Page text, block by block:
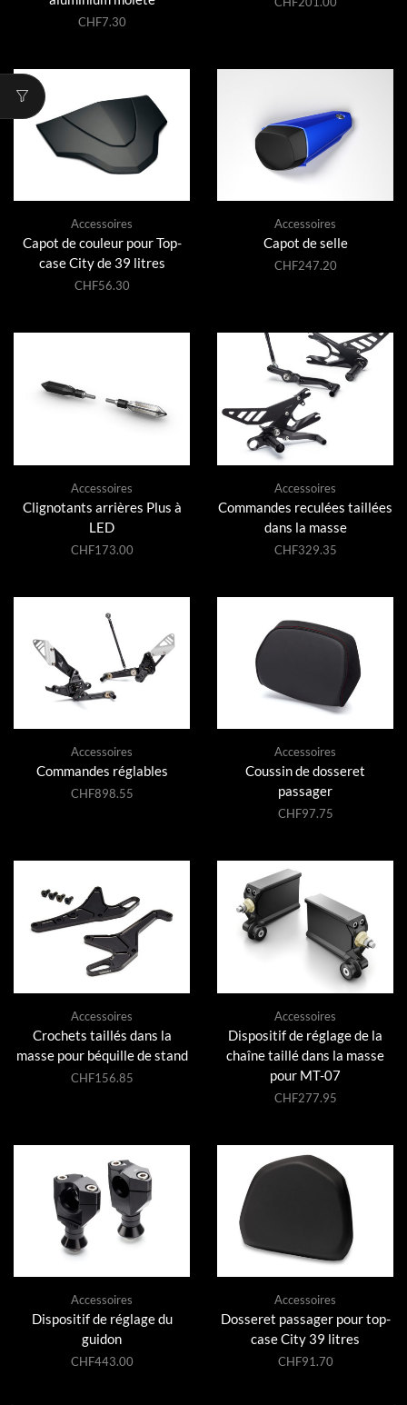
CHF7.30
Accessoires
Capot de couleur pour Top-
case City de 39 litres
CHF56.30
Accessoires
Capot de selle
CHF247.20
Accessoires
Clignotants arrières Plus à
LED
CHF173.00
Accessoires
Commandes reculées taillées
dans la masse
CHF329.35
Accessoires
Commandes réglables
CHF898.55
Accessoires
Coussin de dosseret
passager
CHF97.75
Accessoires
Crochets taillés dans la
masse pour béquille de stand
CHF156.85
Accessoires
Dispositif de réglage de la
chaîne taillé dans la masse
pour MT-07
CHF277.95
Accessoires
Dispositif de réglage du
guidon
CHF443.00
Accessoires
Dosseret passager pour top-
case City 39 litres
CHF91.70